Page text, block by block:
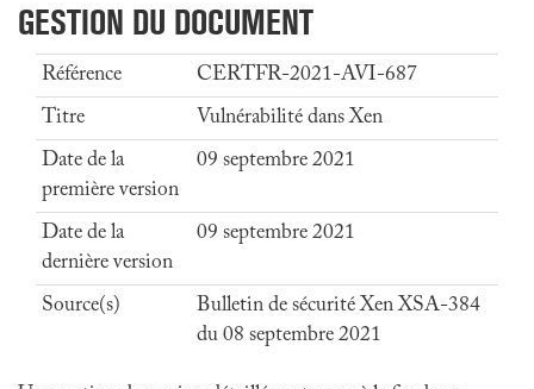
GESTION DU DOCUMENT
Référence
CERTFR-2021-AVI-687
Titre
Vulnérabilité dans Xen
Date de la
première version
09 septembre 2021
Date de la
dernière version
09 septembre 2021
Source(s)
Bulletin de sécurité Xen XSA-384
du 08 septembre 2021